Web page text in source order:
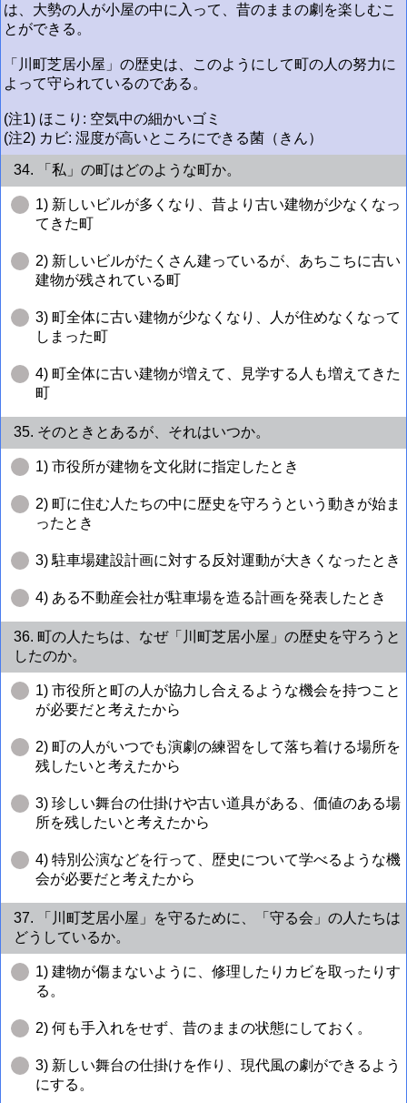
は、大勢の人が小屋の中に入って、昔のままの劇を楽しむこ
とができる。
「川町芝居小屋」の歴史は、このようにして町の人の努力に
よって守られているのである。
(注1) ほこり: 空気中の細かいゴミ
(注2) カビ: 湿度が高いところにできる菌（きん）
34. 「私」の町はどのような町か。
1) 新しいビルが多くなり、昔より古い建物が少なくなっ
てきた町
2) 新しいビルがたくさん建っているが、あちこちに古い
建物が残されている町
3) 町全体に古い建物が少なくなり、人が住めなくなって
しまった町
4) 町全体に古い建物が増えて、見学する人も増えてきた
町
35. そのときとあるが、それはいつか。
1) 市役所が建物を文化財に指定したとき
2) 町に住む人たちの中に歴史を守ろうという動きが始ま
ったとき
3) 駐車場建設計画に対する反対運動が大きくなったとき
4) ある不動産会社が駐車場を造る計画を発表したとき
36. 町の人たちは、なぜ「川町芝居小屋」の歴史を守ろうと
したのか。
1) 市役所と町の人が協力し合えるような機会を持つこと
が必要だと考えたから
2) 町の人がいつでも演劇の練習をして落ち着ける場所を
残したいと考えたから
3) 珍しい舞台の仕掛けや古い道具がある、価値のある場
所を残したいと考えたから
4) 特別公演などを行って、歴史について学べるような機
会が必要だと考えたから
37. 「川町芝居小屋」を守るために、「守る会」の人たちは
どうしているか。
1) 建物が傷まないように、修理したりカビを取ったりす
る。
2) 何も手入れをせず、昔のままの状態にしておく。
3) 新しい舞台の仕掛けを作り、現代風の劇ができるよう
にする。